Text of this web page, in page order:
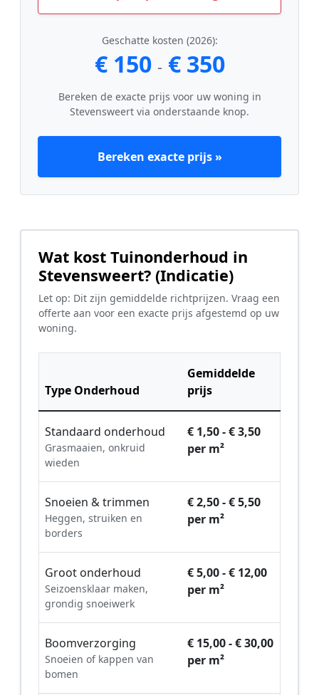
Geschatte kosten (2026):
€ 150 - € 350
Bereken de exacte prijs voor uw woning in
Stevensweert via onderstaande knop.
Bereken exacte prijs »
Wat kost Tuinonderhoud in
Stevensweert? (Indicatie)
Let op: Dit zijn gemiddelde richtprijzen. Vraag een
offerte aan voor een exacte prijs afgestemd op uw
woning.
Type Onderhoud
Gemiddelde
prijs
Standaard onderhoud
Grasmaaien, onkruid
wieden
€ 1,50 - € 3,50
per m²
Snoeien & trimmen
Heggen, struiken en
borders
€ 2,50 - € 5,50
per m²
Groot onderhoud
Seizoensklaar maken,
grondig snoeiwerk
€ 5,00 - € 12,00
per m²
Boomverzorging
Snoeien of kappen van
bomen
€ 15,00 - € 30,00
per m²